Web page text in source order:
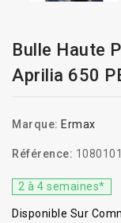
Bulle Haute
Aprilia 650
Marque: Ermax
Référence:
2 à 4 semaines*
Disponible Sur